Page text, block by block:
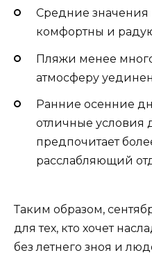
Средние значения
комфортны и
Пляжи менее
атмосферу
Ранние осенние
отличные условия
предпочитает
расслабляющий
Таким образом,
для тех, кто хочет
без летнего зноя и